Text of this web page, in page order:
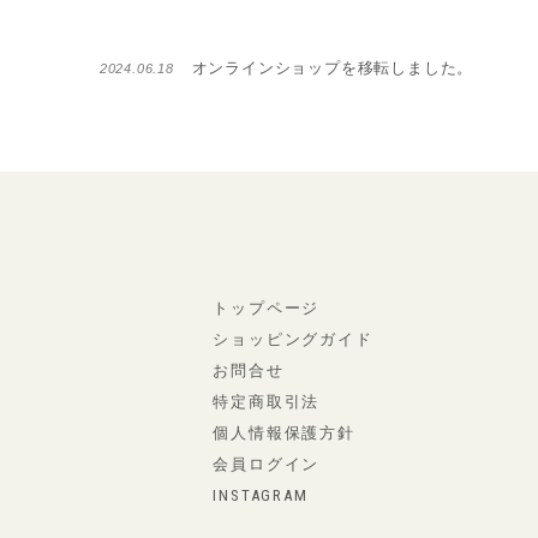
2024.06.18 オンラインショップを移転しました。
トップページ
ショッピングガイド
お問合せ
特定商取引法
個人情報保護方針
会員ログイン
INSTAGRAM